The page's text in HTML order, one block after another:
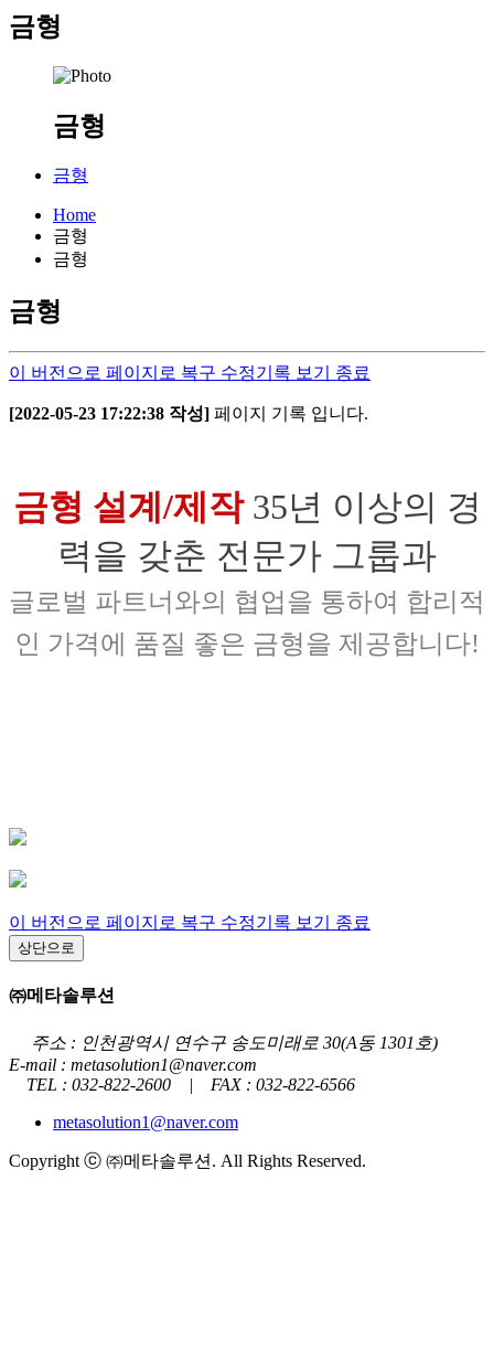
금형
금형
금형
Home
금형
금형
금형
이 버전으로 페이지로 복구 수정기록 보기 종료
[2022-05-23 17:22:38 작성] 페이지 기록 입니다.
금형 설계/제작35년 이상의 경
력을 갖춘 전문가 그룹과
글로벌 파트너와의 협업을 통하여 합리적
인 가격에 품질 좋은 금형을 제공합니다!
이 버전으로 페이지로 복구 수정기록 보기 종료
상단으로
㈜메타솔루션
주소 : 인천광역시 연수구 송도미래로 30(A동 1301호)
E-mail : metasolution1@naver.com
TEL : 032-822-2600 | FAX : 032-822-6566
metasolution1@naver.com
Copyright ⓒ ㈜메타솔루션. All Rights Reserved.